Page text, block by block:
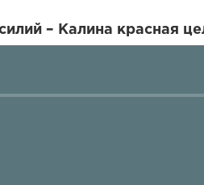
– Калина красная